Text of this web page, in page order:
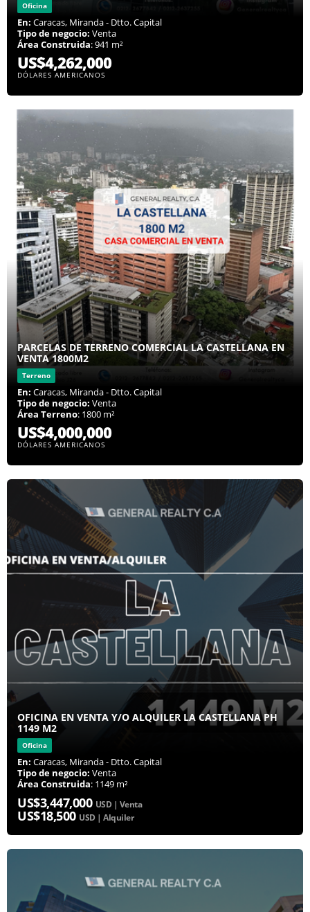
Oficina
En: Caracas, Miranda - Dtto. Capital
Tipo de negocio: Venta
Área Construida: 941 m²
US$4,262,000
DÓLARES AMERICANOS
PARCELAS DE TERRENO COMERCIAL LA CASTELLANA EN
VENTA 1800M2
Terreno
En: Caracas, Miranda - Dtto. Capital
Tipo de negocio: Venta
Área Terreno: 1800 m²
US$4,000,000
DÓLARES AMERICANOS
OFICINA EN VENTA Y/O ALQUILER LA CASTELLANA PH
1149 M2
Oficina
En: Caracas, Miranda - Dtto. Capital
Tipo de negocio: Venta
Área Construida: 1149 m²
US$3,447,000 USD | Venta
US$18,500 USD | Alquiler